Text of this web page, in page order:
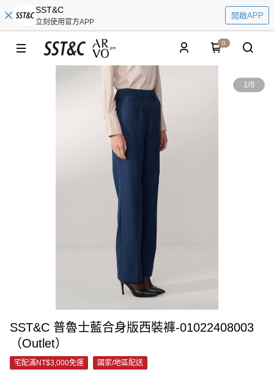
SST&C
立刻使用官方APP
開啟APP
0
1/8
SST&C 普魯士藍合身版西裝褲-01022408003
（Outlet）
宅配滿NT$3,000免運 國家/地區配送